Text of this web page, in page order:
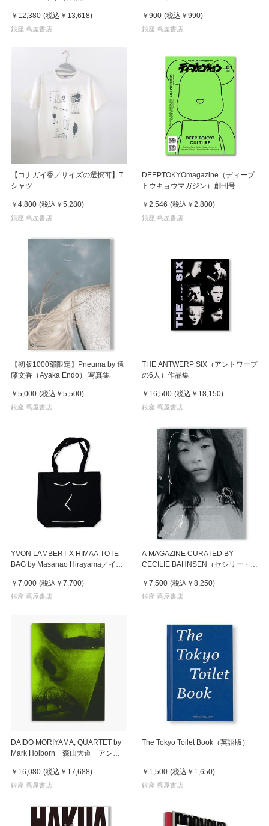
￥12,380 (税込 ￥13,618)
銀座 蔦屋書店
￥900 (税込 ￥990)
銀座 蔦屋書店
【コナガイ香／サイズの選択可】T
シャツ
￥4,800 (税込 ￥5,280)
銀座 蔦屋書店
DEEPTOKYOmagazine（ディープ
トウキョウマガジン）創刊号
￥2,546 (税込 ￥2,800)
銀座 蔦屋書店
【初版1000部限定】Pneuma by 遠
藤文香（Ayaka Endo） 写真集
￥5,000 (税込 ￥5,500)
銀座 蔦屋書店
THE ANTWERP SIX（アントワープ
の6人）作品集
￥16,500 (税込 ￥18,150)
銀座 蔦屋書店
YVON LAMBERT X HIMAA TOTE
BAG by Masanao Hirayama／イヴ
（HIMAA）トートバッグ
￥7,000 (税込 ￥7,700)
銀座 蔦屋書店
A MAGAZINE CURATED BY
CECILIE BAHNSEN（セシリー・バ
￥7,500 (税込 ￥8,250)
銀座 蔦屋書店
DAIDO MORIYAMA, QUARTET by
Mark Holborn 森山大道 アンソ
￥16,080 (税込 ￥17,688)
銀座 蔦屋書店
The Tokyo Toilet Book（英語版）
￥1,500 (税込 ￥1,650)
銀座 蔦屋書店